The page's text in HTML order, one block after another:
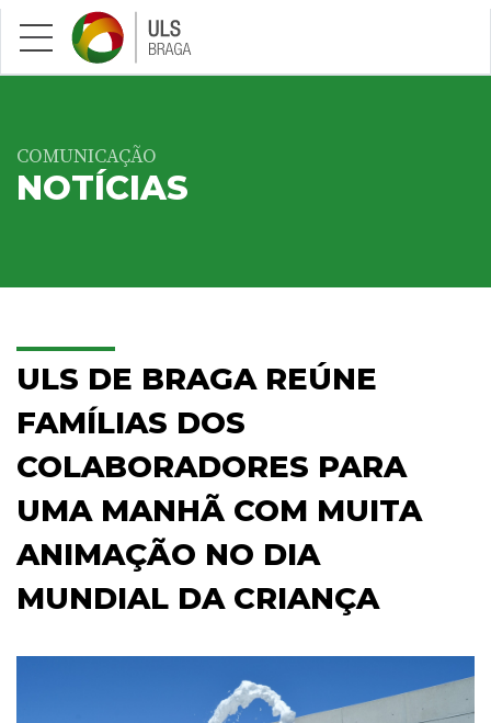
Saltar para conteúdo principal
COMUNICAÇÃO
NOTÍCIAS
ULS DE BRAGA REÚNE
FAMÍLIAS DOS
COLABORADORES PARA
UMA MANHÃ COM MUITA
ANIMAÇÃO NO DIA
MUNDIAL DA CRIANÇA